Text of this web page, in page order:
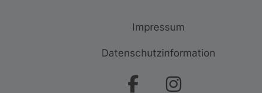
Impressum
Datenschutzinformation